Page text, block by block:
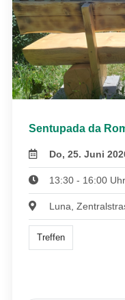
Sentupada da
Do, 25. Juni
13:30 - 16:00 Uhr
Luna,
Treffen